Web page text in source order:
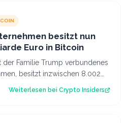
besitzt nun
Euro in Bitcoin
der Familie Trump verbundenes
besitzt inzwischen 8.002
Weiterlesen bei Crypto Insiders